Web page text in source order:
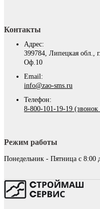
Контакты
Адрес:
399784, Липецкая обл.,
Оф.10
Email:
info@zao-sms.ru
Телефон:
8-800-101-19-19 (звонок
Режим работы
Понедельник - Пятница с 8:00